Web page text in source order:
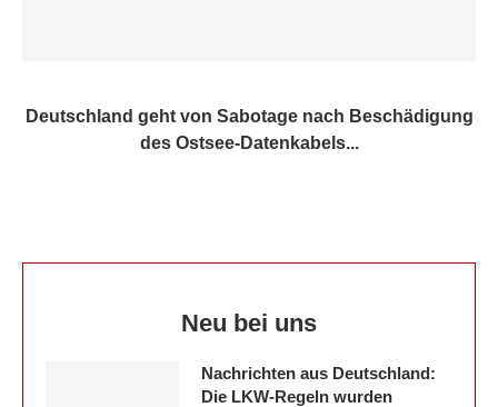
Deutschland geht von Sabotage nach Beschädigung
des Ostsee-Datenkabels...
Neu bei uns
Nachrichten aus Deutschland:
Die LKW-Regeln wurden